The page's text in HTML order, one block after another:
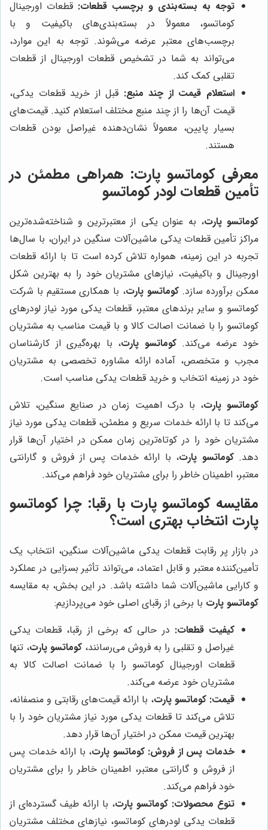
توجه به بسته‌بندی و برچسب قطعات: قطعات اورجینال
کوماتسو، معمولاً در بسته‌بندی‌های باکیفیت و با
برچسب‌های معتبر عرضه می‌شوند. توجه به این موارد،
می‌تواند به شما در تشخیص قطعات اورجینال از قطعات
تقلبی کمک کند.
استعلام قیمت از چند منبع: قبل از خرید قطعات یدکی،
قیمت آن‌ها را از چند منبع مختلف استعلام کنید. قیمت‌های
بسیار پایین، معمولاً نشان‌دهنده غیراصل بودن قطعات
هستند.
معرفی کوماتسو پارت: همراهی مطمئن در
تأمین قطعات لودر کوماتسو
کوماتسو پارت، به عنوان یکی از معتبرترین و شناخته‌شده‌ترین
مراکز تأمین قطعات یدکی ماشین‌آلات سنگین در ایران، با سال‌ها
تجربه در این زمینه، همواره تلاش کرده است تا با ارائه قطعات
اورجینال و باکیفیت، نیازهای مشتریان خود را به بهترین شکل
ممکن برآورده سازد.کوماتسو پارت، با همکاری مستقیم با شرکت
کوماتسو و سایر برندهای معتبر، قطعات یدکی مورد نیاز لودرهای
کوماتسو را با ضمانت اصالت کالا و با قیمت مناسب به مشتریان
خود عرضه می‌کند.کوماتسو پارت، با بهره‌گیری از کارشناسان
مجرب و متخصص، آماده ارائه مشاوره تخصصی به مشتریان
خود در زمینه انتخاب و خرید قطعات یدکی مناسب است.
کوماتسو پارت، با درک اهمیت زمان در صنایع سنگین، تلاش
می‌کند تا با ارائه خدمات سریع و مطمئن، قطعات یدکی مورد نیاز
مشتریان خود را در کوتاه‌ترین زمان ممکن در اختیار آن‌ها قرار
دهد.کوماتسو پارت، با ارائه خدمات پس از فروش و گارانتی
معتبر، اطمینان خاطر را برای مشتریان خود فراهم می‌کند.
مقایسهکوماتسو پارت با رقبا: چرا کوماتسو
پارت انتخاب بهتری است؟
در بازار پر رقابت قطعات یدکی ماشین‌آلات سنگین، انتخاب یک
تأمین‌کننده معتبر و قابل اعتماد، می‌تواند تأثیر بسزایی در عملکرد
و کارایی ماشین‌آلات شما داشته باشد. در این بخش، به مقایسه
کوماتسو پارت با برخی از رقبای اصلی خود می‌پردازیم:
کیفیت قطعات: در حالی که برخی از رقبا، قطعات یدکی
غیراصل و تقلبی را به فروش می‌رسانند، کوماتسو پارت، تنها
قطعات اورجینال کوماتسو را با ضمانت اصالت کالا به
مشتریان خود عرضه می‌کند.
قیمت: کوماتسو پارت، با ارائه قیمت‌های رقابتی و منصفانه،
تلاش می‌کند تا قطعات یدکی مورد نیاز مشتریان خود را با
بهترین قیمت ممکن در اختیار آن‌ها قرار دهد.
خدمات پس از فروش: کوماتسو پارت، با ارائه خدمات پس
از فروش و گارانتی معتبر، اطمینان خاطر را برای مشتریان
خود فراهم می‌کند.
تنوع محصولات: کوماتسو پارت، با ارائه طیف گسترده‌ای از
قطعات یدکی لودرهای کوماتسو، نیازهای مختلف مشتریان